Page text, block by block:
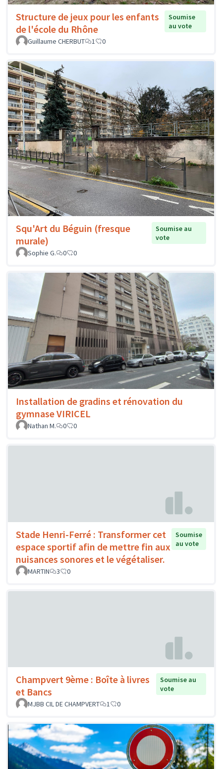
Structure de jeux pour les enfants
de l'école du Rhône
Soumise
au vote
Guillaume CHERBUT
1 0
Squ'Art du Béguin (fresque
murale)
Soumise au
vote
Sophie G.
0 0
Installation de gradins et rénovation du
gymnase VIRICEL
Nathan M. 0 0
Stade Henri-Ferré : Transformer cet
espace sportif afin de mettre fin aux
nuisances sonores et le végétaliser.
Soumise
au vote
MARTIN 3 0
Champvert 9ème : Boîte à livres
et Bancs
Soumise au
vote
MJBB CIL DE CHAMPVERT
1 0